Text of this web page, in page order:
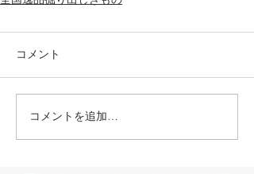
コメント
コメントを追加…